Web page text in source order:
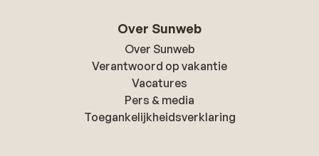
Over Sunweb
Over Sunweb
Verantwoord op vakantie
Vacatures
Pers & media
Toegankelijkheidsverklaring